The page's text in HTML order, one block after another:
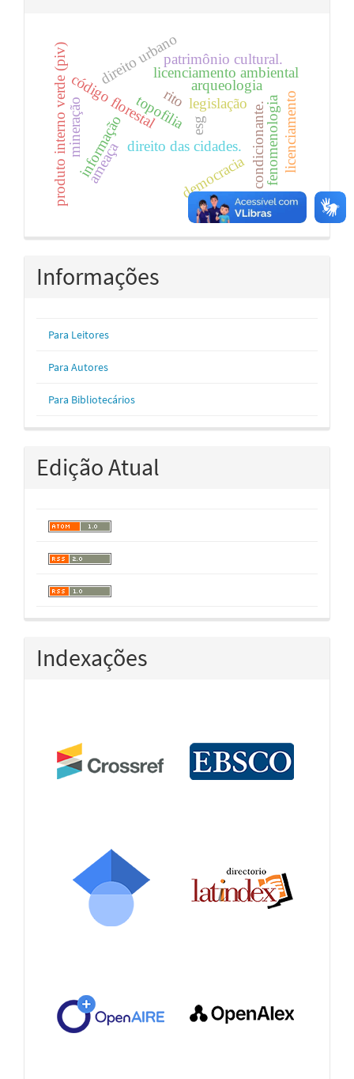
esg
direito das cidades.
ameaça
legislação condicionante.
rito
arqueologia
licenciamento ambiental
direito urbano
produto interno verde (piv)código florestal
democracia
informação topofilia fenomenologia
patrimônio cultural.
licenciamento
mineração
Informações
Para Leitores
Para Autores
Para Bibliotecários
Edição Atual
Indexações